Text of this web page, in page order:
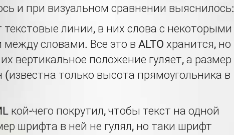
и при визуальном сравнении выяснилось:
линии, в них слова с некоторыми
словами. Все это в ALTO хранится, но
вертикальное положение гуляет, а размер
только высота прямоугольника в
кой-чего покрутил, чтобы текст на одной
шрифта в ней не гулял, но таки шрифт